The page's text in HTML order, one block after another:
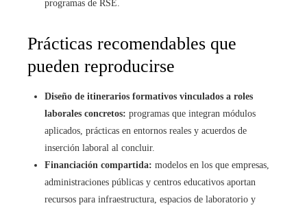
programas de RSE.
Prácticas recomendables que
pueden reproducirse
Diseño de itinerarios formativos vinculados a roles
laborales concretos: programas que integran módulos
aplicados, prácticas en entornos reales y acuerdos de
inserción laboral al concluir.
Financiación compartida: modelos en los que empresas,
administraciones públicas y centros educativos aportan
recursos para infraestructura, espacios de laboratorio y